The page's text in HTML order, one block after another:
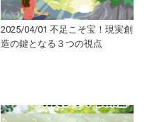
2025/04/01 不足こそ宝！現実創
造の鍵となる３つの視点